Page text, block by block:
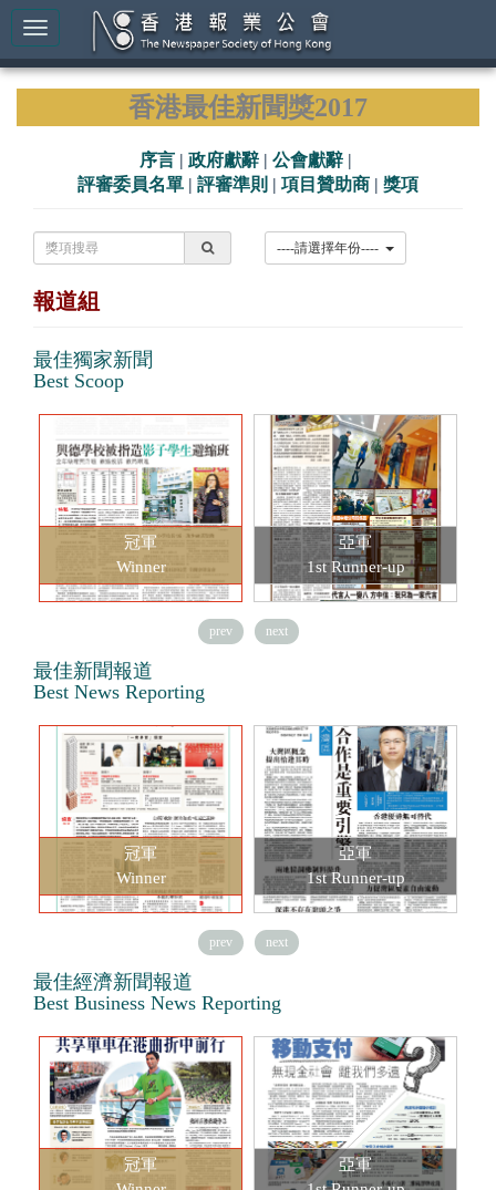
香港最佳新聞獎2017
序言 | 政府獻辭 | 公會獻辭 |
評審委員名單 | 評審準則 | 項目贊助商 | 獎項
報道組
最佳獨家新聞
Best Scoop
冠軍
Winner
亞軍
1st Runner-up
prev next
最佳新聞報道
Best News Reporting
冠軍
Winner
亞軍
1st Runner-up
prev next
最佳經濟新聞報道
Best Business News Reporting
冠軍
亞軍